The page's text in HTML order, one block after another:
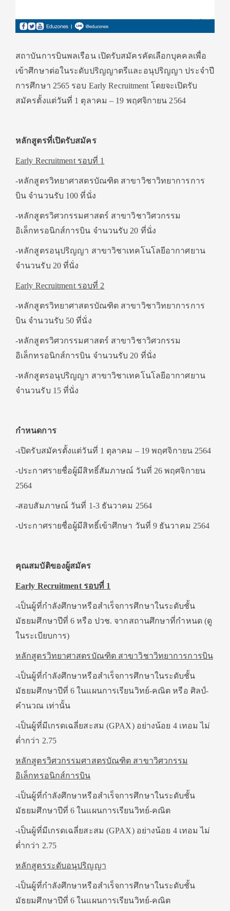
สถาบันการบินพลเรือน เปิดรับสมัครคัดเลือกบุคคลเพื่อ
เข้าศึกษาต่อในระดับปริญญาตรีและอนุปริญญา ประจำปี
การศึกษา 2565 รอบ Early Recruitment โดยจะเปิดรับ
สมัครตั้งแต่วันที่ 1 ตุลาคม – 19 พฤศจิกายน 2564
หลักสูตรที่เปิดรับสมัคร
Early Recruitment รอบที่ 1
-หลักสูตรวิทยาศาสตรบัณฑิต สาขาวิชาวิทยาการการ
บิน จำนวนรับ 100 ที่นั่ง
-หลักสูตรวิศวกรรมศาสตร์ สาขาวิชาวิศวกรรม
อิเล็กทรอนิกส์การบิน จำนวนรับ 20 ที่นั่ง
-หลักสูตรอนุปริญญา สาขาวิชาเทคโนโลยีอากาศยาน
จำนวนรับ 20 ที่นั่ง
Early Recruitment รอบที่ 2
-หลักสูตรวิทยาศาสตรบัณฑิต สาขาวิชาวิทยาการการ
บิน จำนวนรับ 50 ที่นั่ง
-หลักสูตรวิศวกรรมศาสตร์ สาขาวิชาวิศวกรรม
อิเล็กทรอนิกส์การบิน จำนวนรับ 20 ที่นั่ง
-หลักสูตรอนุปริญญา สาขาวิชาเทคโนโลยีอากาศยาน
จำนวนรับ 15 ที่นั่ง
กำหนดการ
-เปิดรับสมัครตั้งแต่วันที่ 1 ตุลาคม – 19 พฤศจิกายน 2564
-ประกาศรายชื่อผู้มีสิทธิ์สัมภาษณ์ วันที่ 26 พฤศจิกายน
2564
-สอบสัมภาษณ์ วันที่ 1-3 ธันวาคม 2564
-ประกาศรายชื่อผู้มีสิทธิ์เข้าศึกษา วันที่ 9 ธันวาคม 2564
คุณสมบัติของผู้สมัคร
Early Recruitment รอบที่ 1
-เป็นผู้ที่กำลังศึกษาหรือสำเร็จการศึกษาในระดับชั้น
มัธยมศึกษาปีที่ 6 หรือ ปวช. จากสถานศึกษาที่กำหนด (ดู
ในระเบียบการ)
หลักสูตรวิทยาศาสตรบัณฑิต สาขาวิชาวิทยาการการบิน
-เป็นผู้ที่กำลังศึกษาหรือสำเร็จการศึกษาในระดับชั้น
มัธยมศึกษาปีที่ 6 ในแผนการเรียนวิทย์-คณิต หรือ ศิลป์-
คำนวณ เท่านั้น
-เป็นผู้ที่มีเกรดเฉลี่ยสะสม (GPAX) อย่างน้อย 4 เทอม ไม่
ต่ำกว่า 2.75
หลักสูตรวิศวกรรมศาสตรบัณฑิต สาขาวิศวกรรม
อิเล็กทรอนิกส์การบิน
-เป็นผู้ที่กำลังศึกษาหรือสำเร็จการศึกษาในระดับชั้น
มัธยมศึกษาปีที่ 6 ในแผนการเรียนวิทย์-คณิต
-เป็นผู้ที่มีเกรดเฉลี่ยสะสม (GPAX) อย่างน้อย 4 เทอม ไม่
ต่ำกว่า 2.75
หลักสูตรระดับอนุปริญญา
-เป็นผู้ที่กำลังศึกษาหรือสำเร็จการศึกษาในระดับชั้น
มัธยมศึกษาปีที่ 6 ในแผนการเรียนวิทย์-คณิต